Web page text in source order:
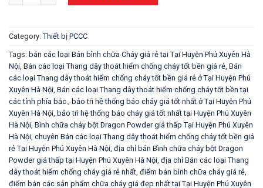
Category: Thiết bị PCCC
Tags: bán các loại Bán bình chữa Cháy giá rẻ tại Tại Huyện Phú Xuyên Hà
Nội Bán các loại Thang dây thoát hiểm chống cháy tốt bền giá rẻ Bán
các loại Thang dây thoát hiểm chống cháy tốt bền giá rẻ ở Tại Huyện Phú
Xuyên Hà Nội Bán các loại Thang dây thoát hiểm chống cháy tốt bền tại
các tỉnh phía bắc.
bảo trì hệ thống báo cháy giá tốt nhất ở Tại Huyện Phú
Xuyên Hà Nội bảo trì hệ thống báo cháy giá tốt nhất tại Huyện Phú Xuyên
Hà Nội Bình chữa cháy bột Dragon Powder giá thấp Tại Huyện Phú Xuyên
Hà Nội chuyên Bán các loại Thang dây thoát hiểm chống cháy tốt bền giá
rẻ Tại Huyện Phú Xuyên Hà Nội địa chỉ bán Bình chữa cháy bột Dragon
Powder giá thấp tại Huyện Phú Xuyên Hà Nội địa chỉ Bán các loại Thang
dây thoát hiểm chống cháy giá rẻ nhất điểm bán bình chữa cháy giá rẻ
điểm bán các sản phẩm chữa cháy giá đẹp nhất tại Tại Huyện Phú Xuyên